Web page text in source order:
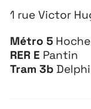
1 rue Victor
Métro 5 Hoche
RER E Pantin
Tram 3b